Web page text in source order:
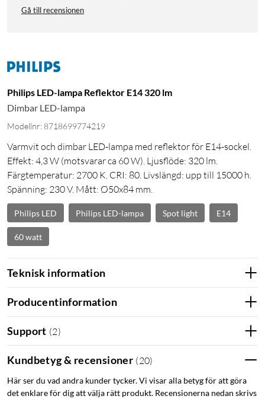
Gå till recensionen
Philips LED-lampa Reflektor E14 320 lm
Dimbar LED-lampa
Modellnr: 8718699774219
Varmvit och dimbar LED-lampa med reflektor för E14-sockel.
Effekt: 4,3 W (motsvarar ca 60 W). Ljusflöde: 320 lm.
Färgtemperatur: 2700 K. CRI: 80. Livslängd: upp till 15000 h.
Spänning: 230 V. Mått: Ø50x84 mm.
Philips LED Philips LED-lampa Spot light E14
60 watt
Teknisk information
Producentinformation
Support (2)
Kundbetyg & recensioner (20)
Här ser du vad andra kunder tycker. Vi visar alla betyg för att göra
det enklare för dig att välja rätt produkt. Recensionerna nedan skrivs